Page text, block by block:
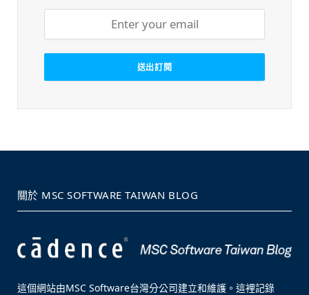
關於 MSC SOFTWARE TAIWAN BLOG
這個網站由MSC Software台灣分公司建立和維護。這裡記錄